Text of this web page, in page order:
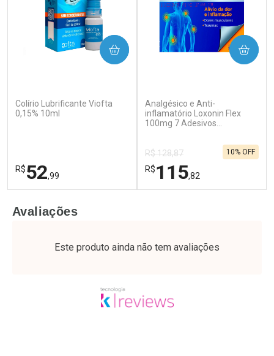
Ativar Desconto Ativar Desconto
Por R$ 25,27/cada
Comprar sem Desconto
Colírio Lubrificante Viofta
0,15% 10ml
R$52,99
COMPRAR
Laboratório
Por Menos
Analgésico e Anti-
inflamatório Loxonin Flex
100mg 7 Adesivos
R$ 128,87
R$115,82
10% OFF
COMPRAR
Laboratório
Por Menos
Avaliações
Este produto ainda não tem avaliações